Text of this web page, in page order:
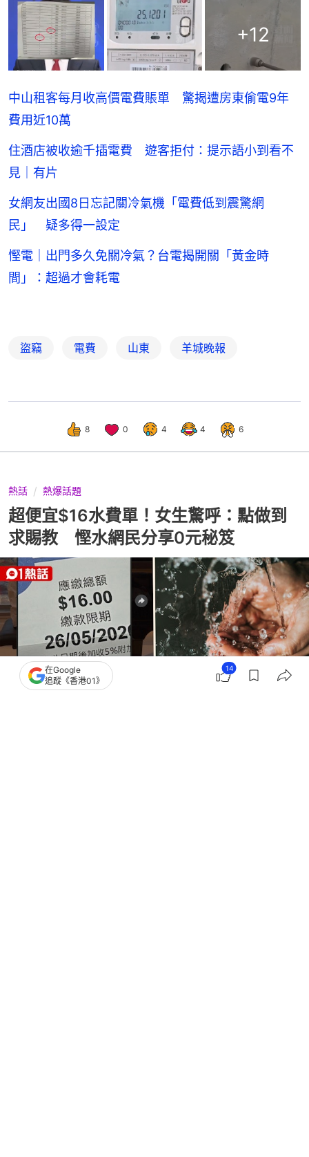
+12
中山租客每月收高價電費賬單 驚揭遭房東偷電9年
費用近10萬
住酒店被收逾千插電費 遊客拒付：提示語小到看不
見｜有片
女網友出國8日忘記關冷氣機「電費低到震驚網
民」 疑多得一設定
慳電｜出門多久免關冷氣？台電揭開關「黃金時
間」：超過才會耗電
盜竊 電費 山東 羊城晚報
8 0 4 4 6
熱話 熱爆話題
超便宜$16水費單！女生驚呼：點做到
求賜教 慳水網民分享0元秘笈
在Google
追蹤《香港01》
14